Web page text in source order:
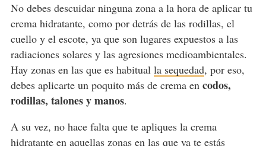
No debes descuidar ninguna zona a la hora de aplicar tu
crema hidratante, como por detrás de las rodillas, el
cuello y el escote, ya que son lugares expuestos a las
radiaciones solares y las agresiones medioambientales.
Hay zonas en las que es habitual la sequedad, por eso,
debes aplicarte un poquito más de crema en codos,
rodillas, talones y manos.
A su vez, no hace falta que te apliques la crema
hidratante en aquellas zonas en las que ya te estás